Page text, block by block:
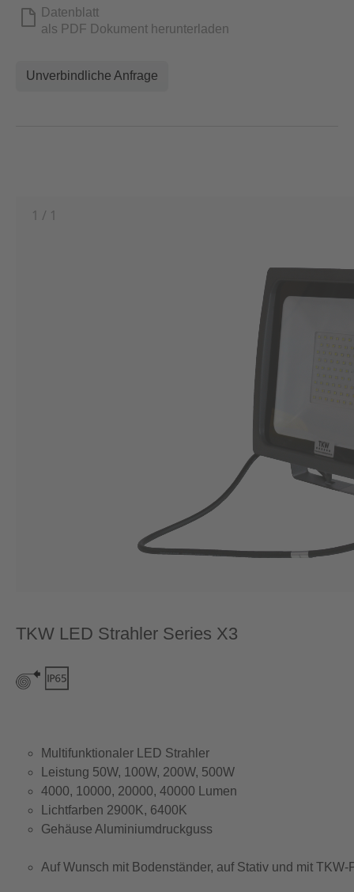
Datenblatt
als PDF Dokument herunterladen
Unverbindliche Anfrage
1 / 1
TKW LED Strahler Series X3
Multifunktionaler LED Strahler
Leistung 50W, 100W, 200W, 500W
4000, 10000, 20000, 40000 Lumen
Lichtfarben 2900K, 6400K
Gehäuse Aluminiumdruckguss
Auf Wunsch mit Bodenständer, auf Stativ und mit